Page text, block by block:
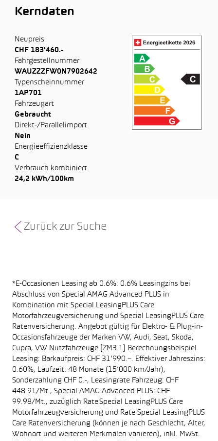
Kerndaten
Neupreis
CHF 183’460.-
Fahrgestellnummer
WAUZZZFW0N7902642
Typenscheinnummer
1AP701
Fahrzeugart
Gebraucht
Direkt-/Parallelimport
Nein
Energieeffizienzklasse
C
Verbrauch kombiniert
24,2 kWh/100km
Zurück zur Suche
*E-Occasionen Leasing ab 0.6%: 0.6% Leasingzins bei
Abschluss von Special AMAG Advanced PLUS in
Kombination mit Special LeasingPLUS Care
Motorfahrzeugversicherung und Special LeasingPLUS Care
Ratenversicherung. Angebot gültig für Elektro- & Plug-in-
Occasionsfahrzeuge der Marken VW, Audi, Seat, Skoda,
Cupra, VW Nutzfahrzeuge.[ZM3.1] Berechnungsbeispiel
Leasing: Barkaufpreis: CHF 31’990.–. Effektiver Jahreszins:
0.60%, Laufzeit: 48 Monate (15’000 km/Jahr),
Sonderzahlung CHF 0.-, Leasingrate Fahrzeug: CHF
448.91/Mt., Special AMAG Advanced PLUS: CHF
99.98/Mt., zuzüglich Rate Special LeasingPLUS Care
Motorfahrzeugversicherung und Rate Special LeasingPLUS
Care Ratenversicherung (können je nach Geschlecht, Alter,
Wohnort und weiteren Merkmalen variieren), inkl. MwSt.